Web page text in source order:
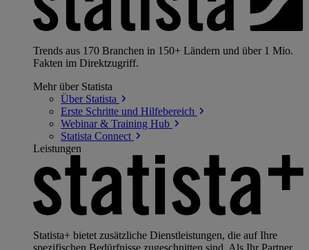
Trends aus 170 Branchen in 150+ Ländern und über 1 Mio.
Fakten im Direktzugriff.
Mehr über Statista
Über Statista
Erste Schritte und Hilfebereich
Webinar & Training Hub
Statista Connect
Leistungen
Statista+ bietet zusätzliche Dienstleistungen, die auf Ihre
spezifischen Bedürfnisse zugeschnitten sind. Als Ihr Partner